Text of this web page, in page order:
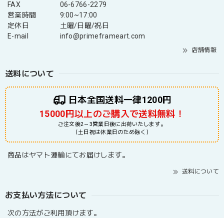
FAX
06-6766-2279
営業時間
9:00~17:00
定休日
土曜/日曜/祝日
E-mail
info@primeframeart.com
店舗情報
送料について
日本全国送料一律1200円
15000円以上のご購入で送料無料！
ご注文後2～3営業日後に出荷いたします。
（土日祝は休業日のため除く）
商品はヤマト運輸にてお届けします。
送料について
お支払い方法について
次の方法がご利用頂けます。